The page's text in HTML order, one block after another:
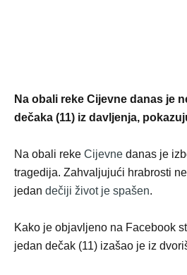
Na obali reke Cijevne danas je
dečaka (11) iz davljenja,
Na obali reke Cijevne danas je
tragedija. Zahvaljujući hrabrosti
jedan dečiji život je spašen.
Kako je objavljeno na Facebook
jedan dečak (11) izašao je iz